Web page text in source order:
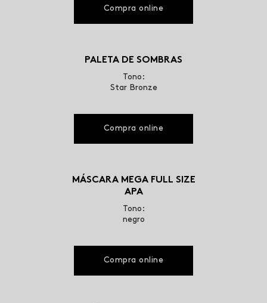
Compra online
PALETA DE SOMBRAS
Tono:
Star Bronze
Compra online
MÁSCARA MEGA FULL SIZE
APA
Tono:
negro
Compra online